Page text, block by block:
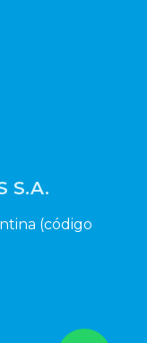
S.A.
(código